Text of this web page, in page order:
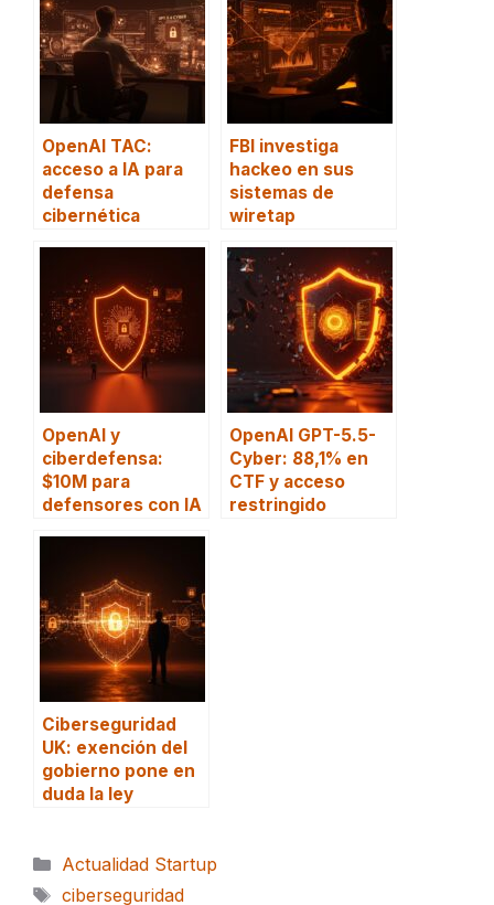
OpenAI TAC:
acceso a IA para
defensa
cibernética
FBI investiga
hackeo en sus
sistemas de
wiretap
OpenAI y
ciberdefensa:
$10M para
defensores con IA
OpenAI GPT-5.5-
Cyber: 88,1% en
CTF y acceso
restringido
Ciberseguridad
UK: exención del
gobierno pone en
duda la ley
Categorías
Actualidad Startup
Etiquetas
ciberseguridad